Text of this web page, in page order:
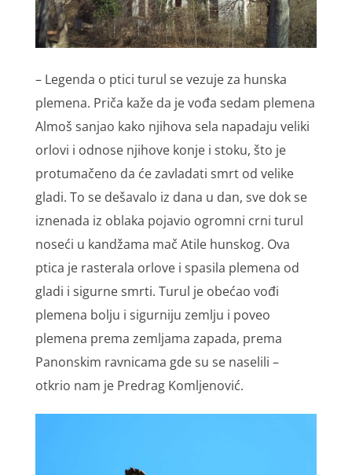
– Legenda o ptici turul se vezuje za hunska
plemena. Priča kaže da je vođa sedam plemena
Almoš sanjao kako njihova sela napadaju veliki
orlovi i odnose njihove konje i stoku, što je
protumačeno da će zavladati smrt od velike
gladi. To se dešavalo iz dana u dan, sve dok se
iznenada iz oblaka pojavio ogromni crni turul
noseći u kandžama mač Atile hunskog. Ova
ptica je rasterala orlove i spasila plemena od
gladi i sigurne smrti. Turul je obećao vođi
plemena bolju i sigurniju zemlju i poveo
plemena prema zemljama zapada, prema
Panonskim ravnicama gde su se naselili –
otkrio nam je Predrag Komljenović.